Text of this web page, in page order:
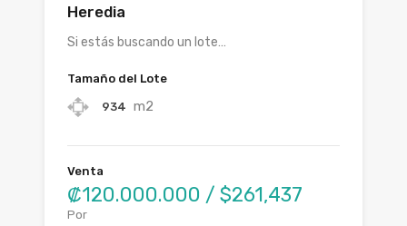
Heredia
Si estás buscando un lote…
Tamaño del Lote
934 m2
Venta
₡120.000.000 / $261,437
Por